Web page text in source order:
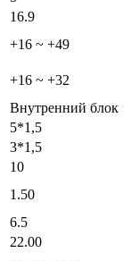
16.9
+16 ~ +49
+16 ~ +32
Внутренний блок
5*1,5
3*1,5
10
1.50
6.5
22.00